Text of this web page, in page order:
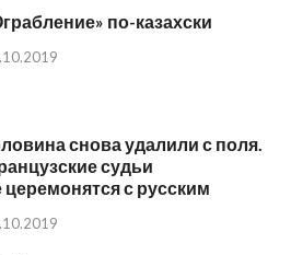
по-казахски
снова удалили с поля.
судьи
церемонятся с русским